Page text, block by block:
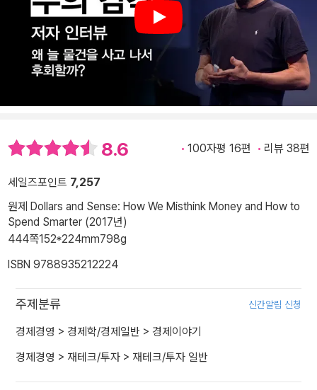
Play
8.6 100자평 16편 리뷰 38편
세일즈포인트 7,257
원제 Dollars and Sense: How We Misthink Money and How to
Spend Smarter (2017년)
444쪽152*224mm798g
ISBN 9788935212224
주제분류 신간알림 신청
경제경영 > 경제학/경제일반 > 경제이야기
경제경영 > 재테크/투자 > 재테크/투자 일반